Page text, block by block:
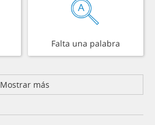
Falta una palabra
Mostrar más